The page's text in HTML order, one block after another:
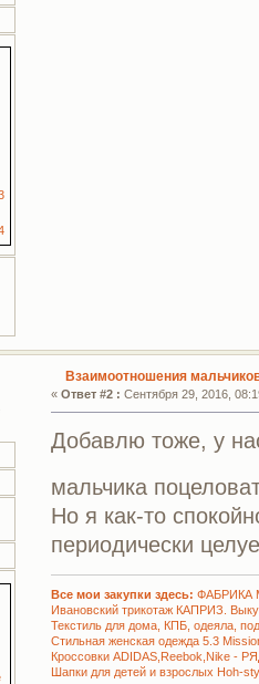
Взаимоотношения
«Ответ #2 : Сентября 29, 2016,
Добавлю тоже, у
мальчика
Но я как-то
периодически
Все мои закупки здесь: ФАБРИКА
Ивановский трикотаж КАПРИЗ.
Текстиль для дома, КПБ, одеяла,
Стильная женская одежда 5.3
Кроссовки ADIDAS,Reebok,Nike -
Шапки для детей и взрослых Hoh-